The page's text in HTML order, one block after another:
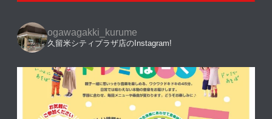
ogawagakki_kurume
久留米シティプラザ店のInstagram!